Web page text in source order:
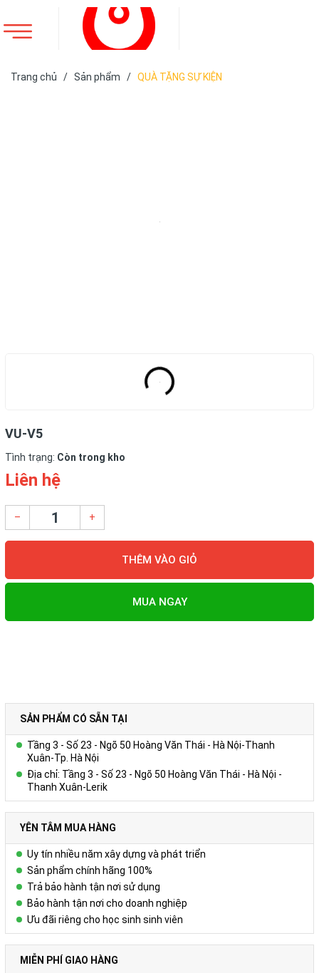
Trang chủ / Sản phẩm / QUÀ TẶNG SỰ KIỆN
VU-V5
Tình trạng: Còn trong kho
Liên hệ
– +
THÊM VÀO GIỎ
MUA NGAY
SẢN PHẨM CÓ SẴN TẠI
Tầng 3 - Số 23 - Ngõ 50 Hoàng Văn Thái - Hà Nội-Thanh
Xuân-Tp. Hà Nội
Địa chỉ: Tầng 3 - Số 23 - Ngõ 50 Hoàng Văn Thái - Hà Nội -
Thanh Xuân-Lerik
YÊN TÂM MUA HÀNG
Uy tín nhiều năm xây dựng và phát triển
Sản phẩm chính hãng 100%
Trả bảo hành tận nơi sử dụng
Bảo hành tận nơi cho doanh nghiệp
Ưu đãi riêng cho học sinh sinh viên
MIỄN PHÍ GIAO HÀNG